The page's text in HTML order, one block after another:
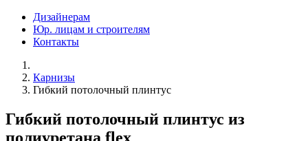
Дизайнерам
Юр. лицам и строителям
Контакты
Карнизы
Гибкий потолочный плинтус
Гибкий потолочный плинтус из